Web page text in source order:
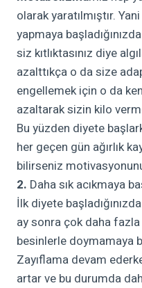
olarak yaratılmıştır.
yapmaya
siz kıtlıktasınız diye
azalttıkça o da size
engellemek için o da
azaltarak sizin kilo
Bu yüzden diyete
her geçen gün ağırlık
bilirseniz
2. Daha sık acıkmaya
İlk diyete
ay sonra çok daha
besinlerle doymamaya
Zayıflama devam
artar ve bu durumda